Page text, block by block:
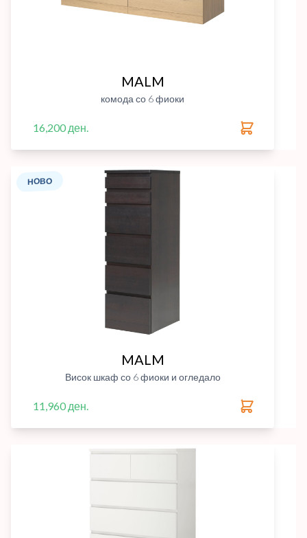
MALM
комода со 6 фиоки
16,200 ден.
НОВО
MALM
Висок шкаф со 6 фиоки и огледало
11,960 ден.